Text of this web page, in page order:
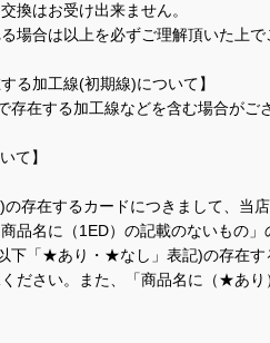
換はお受け出来ません。
場合は以上を必ずご理解頂いた上で
る加工線(初期線)について】
存在する加工線などを含む場合が
て】
存在するカードにつきまして、当
品名に（1ED）の記載のないもの
下「★あり・★なし」表記)の存在
ださい。また、「商品名に（★あ